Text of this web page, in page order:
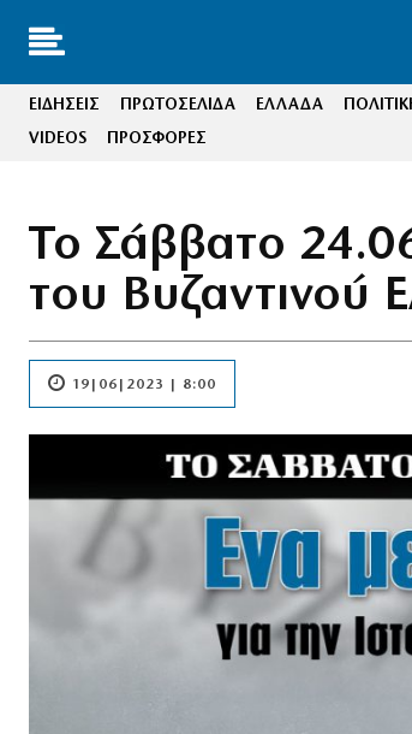
ΕΙΔΗΣΕΙΣ ΠΡΩΤΟΣΕΛΙΔΑ ΕΛΛΑΔΑ
VIDEOS
ΠΡΟΣΦΟΡΕΣ
Το Σάββατο
του Βυζαντινού
19|06|2023 | 8:00